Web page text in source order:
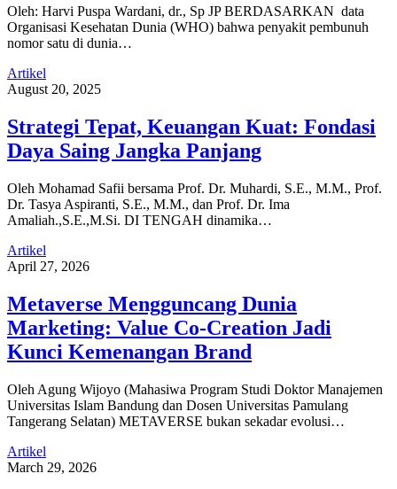
Oleh: Harvi Puspa Wardani, dr., Sp JP BERDASARKAN data
Organisasi Kesehatan Dunia (WHO) bahwa penyakit pembunuh
nomor satu di dunia…
Artikel
August 20, 2025
Strategi Tepat, Keuangan Kuat: Fondasi
Daya Saing Jangka Panjang
Oleh Mohamad Safii bersama Prof. Dr. Muhardi, S.E., M.M., Prof.
Dr. Tasya Aspiranti, S.E., M.M., dan Prof. Dr. Ima
Amaliah.,S.E.,M.Si. DI TENGAH dinamika…
Artikel
April 27, 2026
Metaverse Mengguncang Dunia
Marketing: Value Co-Creation Jadi
Kunci Kemenangan Brand
Oleh Agung Wijoyo (Mahasiwa Program Studi Doktor Manajemen
Universitas Islam Bandung dan Dosen Universitas Pamulang
Tangerang Selatan) METAVERSE bukan sekadar evolusi…
Artikel
March 29, 2026